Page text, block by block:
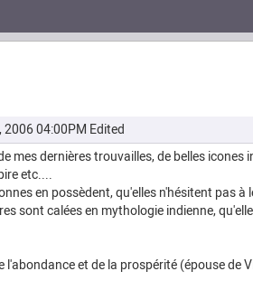
2006 04:00PM Edited
mes dernières trouvailles, de belles
etc....
en possèdent, qu'elles n'hésitent pas à
sont calées en mythologie indienne,
l'abondance et de la prospérité (épouse de